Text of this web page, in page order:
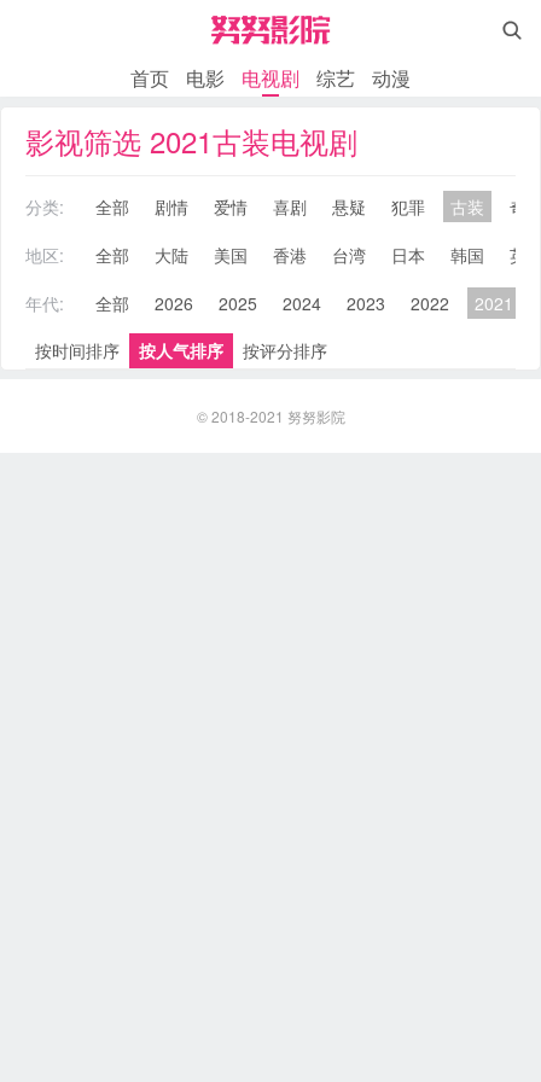

首页 电影 电视剧 综艺 动漫
影视筛选 2021古装电视剧
分类: 全部 剧情 爱情 喜剧 悬疑 犯罪 古装
奇
地区:
全部 大陆 美国 香港 台湾 日本 韩国
英
年代:
全部 2026 2025 2024 2023 2022 2021
按时间排序
按人气排序 按评分排序
© 2018-2021 努努影院